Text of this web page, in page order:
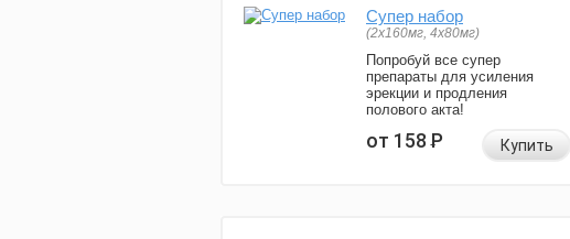
Супер набор
(2х160мг, 4х80мг)
Попробуй все супер
препараты для усиления
эрекции и продления
полового акта!
от 158Р Купить